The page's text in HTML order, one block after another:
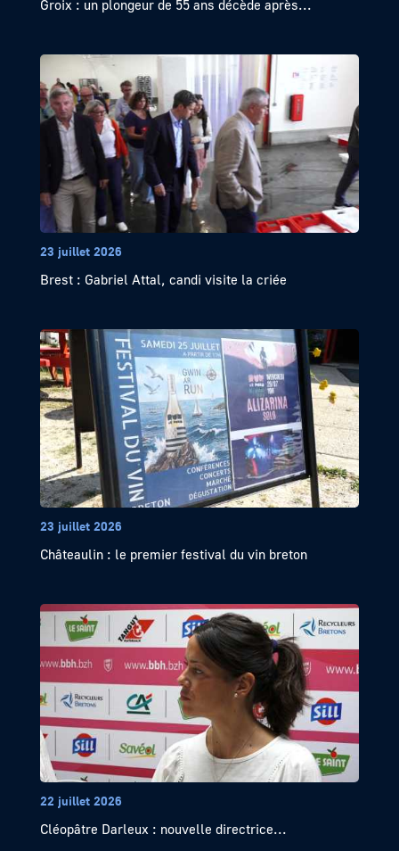
Groix : un plongeur de 55 ans décède après...
23 juillet 2026
Brest : Gabriel Attal, candi visite la criée
23 juillet 2026
Châteaulin : le premier festival du vin breton
22 juillet 2026
Cléopâtre Darleux : nouvelle directrice...